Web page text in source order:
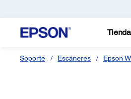
Tienda
Soporte Escáneres Epson